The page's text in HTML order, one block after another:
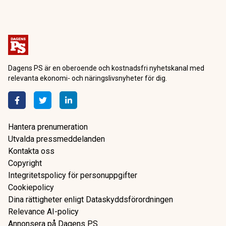
Dagens PS är en oberoende och kostnadsfri nyhetskanal med
relevanta ekonomi- och näringslivsnyheter för dig.
Hantera prenumeration
Utvalda pressmeddelanden
Kontakta oss
Copyright
Integritetspolicy för personuppgifter
Cookiepolicy
Dina rättigheter enligt Dataskyddsförordningen
Relevance AI-policy
Annonsera på Dagens PS